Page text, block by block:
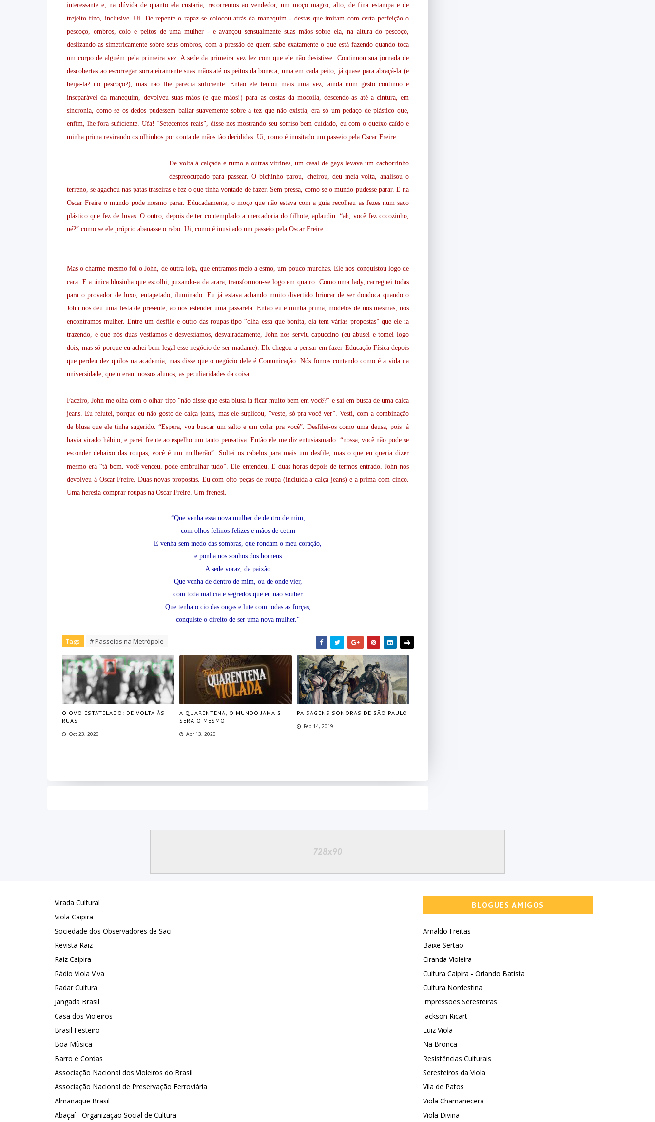
interessante e, na dúvida de quanto ela custaria, recorremos ao vendedor, um moço magro, alto, de fina estampa e de
trejeito fino, inclusive. Ui. De repente o rapaz se colocou atrás da manequim - destas que imitam com certa perfeição o
pescoço, ombros, colo e peitos de uma mulher - e avançou sensualmente suas mãos sobre ela, na altura do pescoço,
deslizando-as simetricamente sobre seus ombros, com a pressão de quem sabe exatamente o que está fazendo quando toca
um corpo de alguém pela primeira vez. A sede da primeira vez fez com que ele não desistisse. Continuou sua jornada de
descobertas ao escorregar sorrateiramente suas mãos até os peitos da boneca, uma em cada peito, já quase para abraçá-la (e
beijá-la? no pescoço?), mas não lhe parecia suficiente. Então ele tentou mais uma vez, ainda num gesto contínuo e
inseparável da manequim, devolveu suas mãos (e que mãos!) para as costas da moçoila, descendo-as até a cintura, em
sincronia, como se os dedos pudessem bailar suavemente sobre a tez que não existia, era só um pedaço de plástico que,
enfim, lhe fora suficiente. Ufa! “Setecentos reais”, disse-nos mostrando seu sorriso bem cuidado, eu com o queixo caído e
minha prima revirando os olhinhos por conta de mãos tão decididas. Ui, como é inusitado um passeio pela Oscar Freire.
De volta à calçada e rumo a outras vitrines, um casal de gays levava um cachorrinho
despreocupado para passear. O bichinho parou, cheirou, deu meia volta, analisou o
terreno, se agachou nas patas traseiras e fez o que tinha vontade de fazer. Sem pressa, como se o mundo pudesse parar. E na
Oscar Freire o mundo pode mesmo parar. Educadamente, o moço que não estava com a guia recolheu as fezes num saco
plástico que fez de luvas. O outro, depois de ter contemplado a mercadoria do filhote, aplaudiu: “ah, você fez cocozinho,
né?” como se ele próprio abanasse o rabo. Ui, como é inusitado um passeio pela Oscar Freire.
Mas o charme mesmo foi o John, de outra loja, que entramos meio a esmo, um pouco murchas. Ele nos conquistou logo de
cara. E a única blusinha que escolhi, puxando-a da arara, transformou-se logo em quatro. Como uma lady, carreguei todas
para o provador de luxo, entapetado, iluminado. Eu já estava achando muito divertido brincar de ser dondoca quando o
John nos deu uma festa de presente, ao nos estender uma passarela. Então eu e minha prima, modelos de nós mesmas, nos
encontramos mulher. Entre um desfile e outro das roupas tipo “olha essa que bonita, ela tem várias propostas” que ele ia
trazendo, e que nós duas vestíamos e desvestíamos, desvairadamente, John nos serviu capuccino (eu abusei e tomei logo
dois, mas só porque eu achei bem legal esse negócio de ser madame). Ele chegou a pensar em fazer Educação Física depois
que perdeu dez quilos na academia, mas disse que o negócio dele é Comunicação. Nós fomos contando como é a vida na
universidade, quem eram nossos alunos, as peculiaridades da coisa.
Faceiro, John me olha com o olhar tipo “não disse que esta blusa ia ficar muito bem em você?” e sai em busca de uma calça
jeans. Eu relutei, porque eu não gosto de calça jeans, mas ele suplicou, “veste, só pra você ver”. Vesti, com a combinação
de blusa que ele tinha sugerido. “Espera, vou buscar um salto e um colar pra você”. Desfilei-os como uma deusa, pois já
havia virado hábito, e parei frente ao espelho um tanto pensativa. Então ele me diz entusiasmado: “nossa, você não pode se
esconder debaixo das roupas, você é um mulherão”. Soltei os cabelos para mais um desfile, mas o que eu queria dizer
mesmo era “tá bom, você venceu, pode embrulhar tudo”. Ele entendeu. E duas horas depois de termos entrado, John nos
devolveu à Oscar Freire. Duas novas propostas. Eu com oito peças de roupa (incluída a calça jeans) e a prima com cinco.
Uma heresia comprar roupas na Oscar Freire. Um frenesi.
“Que venha essa nova mulher de dentro de mim,
com olhos felinos felizes e mãos de cetim
E venha sem medo das sombras, que rondam o meu coração,
e ponha nos sonhos dos homens
A sede voraz, da paixão
Que venha de dentro de mim, ou de onde vier,
com toda malícia e segredos que eu não souber
Que tenha o cio das onças e lute com todas as forças,
conquiste o direito de ser uma nova mulher.“
Tags # Passeios na Metrópole
O OVO ESTATELADO: DE VOLTA ÀS
RUAS
Oct 23, 2020
A QUARENTENA, O MUNDO JAMAIS
SERÁ O MESMO
Apr 13, 2020
PAISAGENS SONORAS DE SÃO PAULO
Feb 14, 2019
Virada Cultural
Viola Caipira
Sociedade dos Observadores de Saci
Revista Raiz
Raiz Caipira
Rádio Viola Viva
Radar Cultura
Jangada Brasil
Casa dos Violeiros
Brasil Festeiro
Boa Mùsica
Barro e Cordas
Associação Nacional dos Violeiros do Brasil
Associação Nacional de Preservação Ferroviária
Almanaque Brasil
Abaçaí - Organização Social de Cultura
BLOGUES AMIGOS
Arnaldo Freitas
Baixe Sertão
Ciranda Violeira
Cultura Caipira - Orlando Batista
Cultura Nordestina
Impressões Seresteiras
Jackson Ricart
Luiz Viola
Na Bronca
Resistências Culturais
Seresteiros da Viola
Vila de Patos
Viola Chamanecera
Viola Divina